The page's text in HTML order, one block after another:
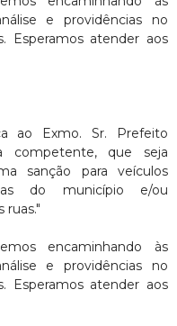
e providências no
Esperamos atender aos
ao Exmo. Sr. Prefeito
competente, que seja
sanção para veículos
do município e/ou
ruas."
encaminhando às
e providências no
Esperamos atender aos